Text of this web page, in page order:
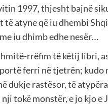
1997, thjesht bajnë
të atyne që iu dhembi
iu dhimb edhe nesër…
rrëfim të këtij libri,
ferri në tjetrën; kudo
dukje rastësor, të
tokë monstër, e jo kjo e